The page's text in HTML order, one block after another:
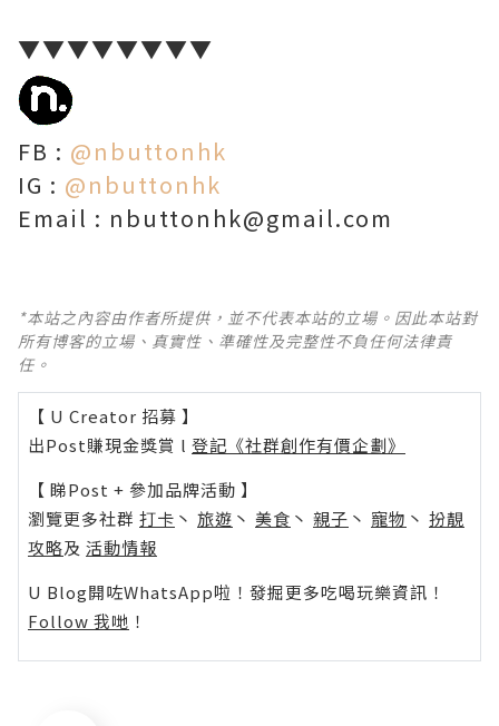
▼▼▼▼▼▼▼▼
FB : @nbuttonhk
IG : @nbuttonhk
Email : nbuttonhk@gmail.com
*本站之內容由作者所提供，並不代表本站的立場。因此本站對
所有博客的立場、真實性、準確性及完整性不負任何法律責
任。
【 U Creator 招募 】
出Post賺現金獎賞 l 登記《社群創作有價企劃》
【 睇Post + 參加品牌活動 】
瀏覽更多社群 打卡 丶 旅遊 丶 美食 丶 親子 丶 寵物 丶 扮靚
攻略及 活動情報
U Blog開咗WhatsApp啦！發掘更多吃喝玩樂資訊！
Follow 我哋 ！